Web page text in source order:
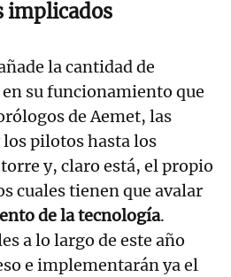
implicados
la cantidad de
su funcionamiento que
de Aemet, las
los pilotos hasta los
y, claro está, el propio
cuales tienen que avalar
de la tecnología.
a lo largo de este año
e implementarán ya el